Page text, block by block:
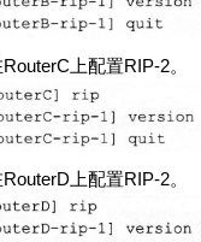
上配置RIP-2。
上配置RIP-2。